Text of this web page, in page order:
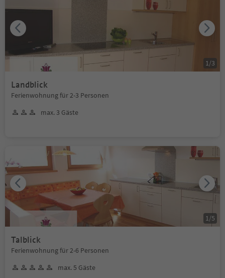
Landblick
Ferienwohnung für 2-3 Personen
max. 3 Gäste
1 /3
Talblick
Ferienwohnung für 2-6 Personen
max. 5 Gäste
1 /5